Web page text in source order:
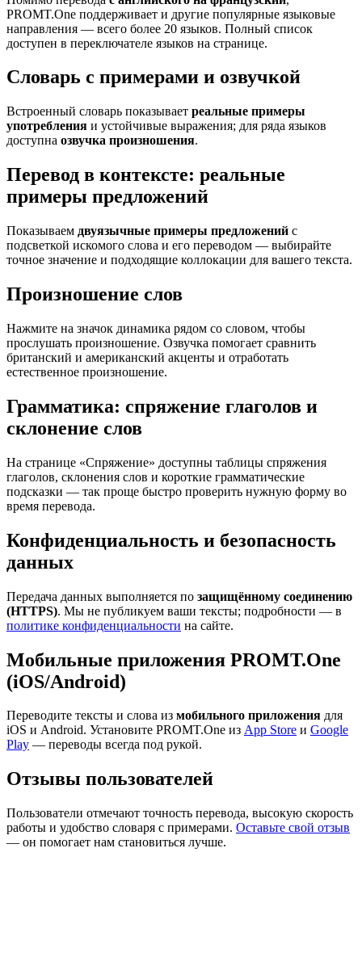
PROMT.One поддерживает и другие популярные языковые
направления — всего более 20 языков. Полный список
доступен в переключателе языков на странице.
Словарь с примерами и озвучкой
Встроенный словарь показывает реальные примеры
употребления и устойчивые выражения; для ряда языков
доступна озвучка произношения.
Перевод в контексте: реальные
примеры предложений
Показываем двуязычные примеры предложений с
подсветкой искомого слова и его переводом — выбирайте
точное значение и подходящие коллокации для вашего текста.
Произношение слов
Нажмите на значок динамика рядом со словом, чтобы
прослушать произношение. Озвучка помогает сравнить
британский и американский акценты и отработать
естественное произношение.
Грамматика: спряжение глаголов и
склонение слов
На странице «Спряжение» доступны таблицы спряжения
глаголов, склонения слов и короткие грамматические
подсказки — так проще быстро проверить нужную форму во
время перевода.
Конфиденциальность и безопасность
данных
Передача данных выполняется по защищённому соединению
(HTTPS). Мы не публикуем ваши тексты; подробности — в
политике конфиденциальности на сайте.
Мобильные приложения PROMT.One
(iOS/Android)
Переводите тексты и слова из мобильного приложения для
iOS и Android. Установите PROMT.One из App Store и Google
Play — переводы всегда под рукой.
Отзывы пользователей
Пользователи отмечают точность перевода, высокую скорость
работы и удобство словаря с примерами. Оставьте свой отзыв
— он помогает нам становиться лучше.